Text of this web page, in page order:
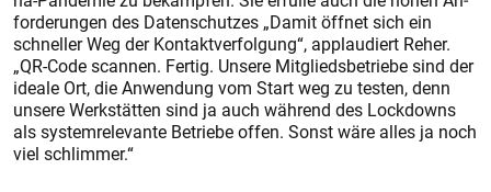
for­de­run­gen des Da­ten­schut­zes „Da­mit öff­net sich ein
schnel­ler Weg der Kon­takt­ver­fol­gung“, ap­plau­diert Re­her.
„QR-Code scan­nen. Fer­tig. Un­se­re Mit­glieds­be­trie­be sind der
idea­le Ort, die An­wen­dung vom Start weg zu tes­ten, denn
un­se­re Werk­stät­ten sind ja auch wäh­rend des Lock­downs
als sys­tem­re­le­van­te Be­trie­be of­fen. Sonst wä­re al­les ja noch
viel schlim­mer.“